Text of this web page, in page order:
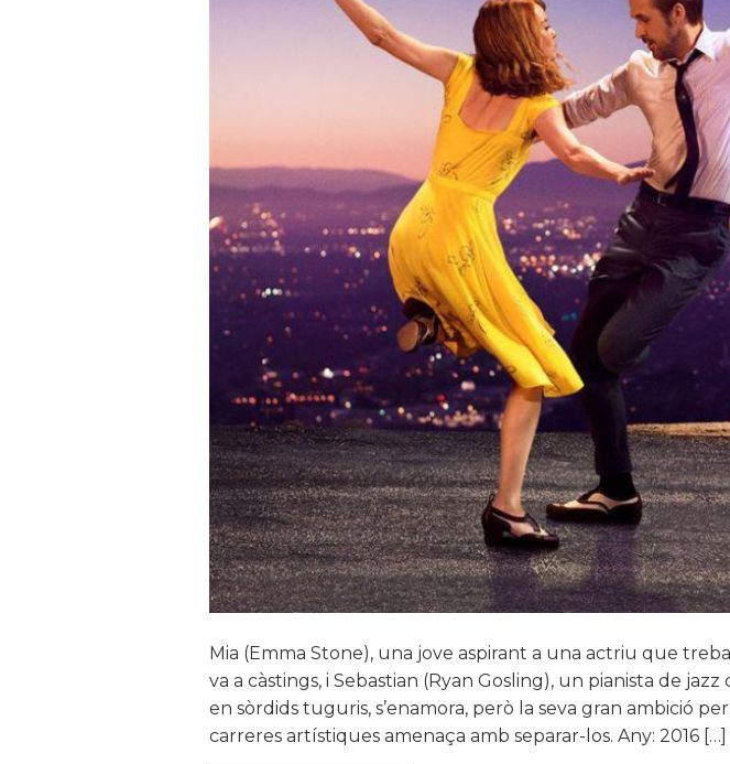
Mia (Emma Stone), una jove aspirant a una actriu que
va a càstings, i Sebastian (Ryan Gosling), un pianista de
en sòrdids tuguris, s’enamora, però la seva gran ambició
carreres artístiques amenaça amb separar-los. Any: 2016 […]